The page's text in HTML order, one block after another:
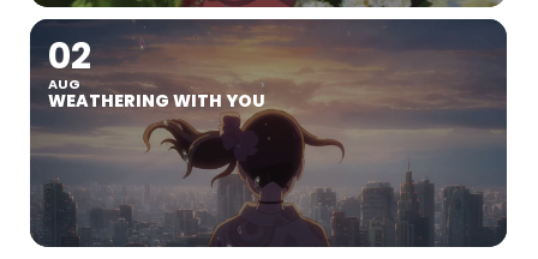
02
AUG
WEATHERING WITH YOU